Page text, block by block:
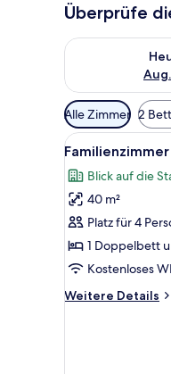
Überprüfe
Überprüfe die
Verfügbare
Filter
für
Zimmer
Alle Zimmer 2
Alle
Fotos
für
(Bunk
bed)
anzeigen
5
Blick auf die
40 m²
Platz für 4
1 Doppelbett
Kostenloses
Weitere Details
Weitere